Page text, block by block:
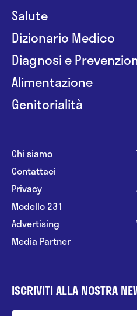
Salute
Dizionario Medico
Diagnosi e
Alimentazione
Genitorialità
Chi siamo
Contattaci
Privacy
Modello 231
Advertising
Media Partner
ISCRIVITI ALLA NOSTRA